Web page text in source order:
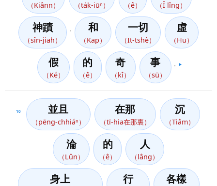
（Kiânn） （ta̍k-iūⁿ） （ê） （Ī lîng）
神蹟
（sîn-jiah）
和
（Kap）
一切
（It-tshè）
虛
（Hu）
假
（Ké）
的
（ê）
奇
（kî）
事
（sū）
▶️
10 並且
（pēng-chhiáⁿ）
在那
（tī-hia在那裏）
沉
（Tiâm）
淪
（Lûn）
的
（ê）
人
（lâng）
身上 行 各樣